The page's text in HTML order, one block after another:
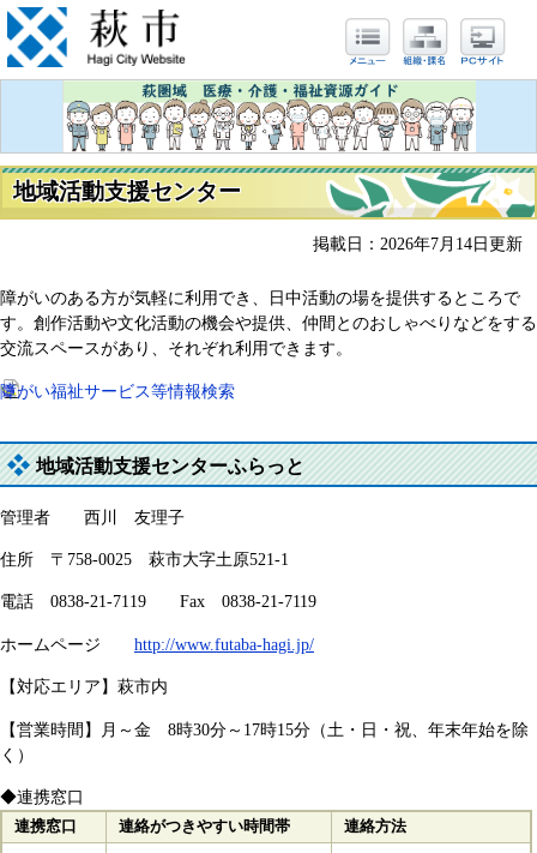
地域活動支援センター
掲載日：2026年7月14日更新
障がいのある方が気軽に利用でき、日中活動の場を提供するところで
す。創作活動や文化活動の機会や提供、仲間とのおしゃべりなどをする
交流スペースがあり、それぞれ利用できます。
障がい福祉サービス等情報検索
地域活動支援センターふらっと
管理者 西川 友理子
住所 〒758-0025 萩市大字土原521-1
電話 0838-21-7119 Fax 0838-21-7119
ホームページ http://www.futaba-hagi.jp/
【対応エリア】萩市内
【営業時間】月～金 8時30分～17時15分（土・日・祝、年末年始を除
く）
◆連携窓口
連携窓口 連絡がつきやすい時間帯 連絡方法